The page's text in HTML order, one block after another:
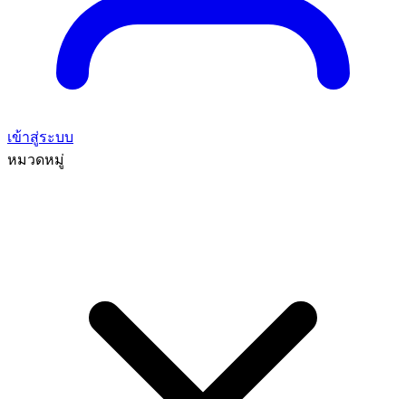
เข้าสู่ระบบ
หมวดหมู่